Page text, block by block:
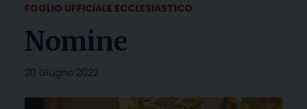
FOGLIO UFFICIALE ECCLESIASTICO
Nomine
20 Giugno 2022